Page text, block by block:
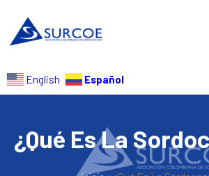
English Español
¿Qué Es La